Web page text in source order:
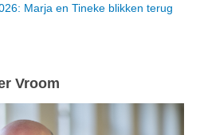
Marja en Tineke blikken terug
Vroom